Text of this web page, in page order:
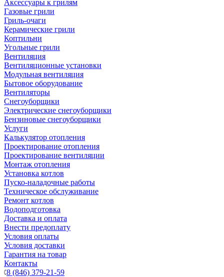
Аксессуары к грилям
Газовые грили
Гриль-очаги
Керамические грили
Коптильни
Угольные грили
Вентиляция
Вентиляционные установки
Модульная вентиляция
Бытовое оборудование
Вентиляторы
Снегоуборщики
Электрические снегоуборщики
Бензиновые снегоуборщики
Услуги
Калькулятор отопления
Проектирование отопления
Проектирование вентиляции
Монтаж отопления
Установка котлов
Пуско-наладочные работы
Техническое обслуживание
Ремонт котлов
Водоподготовка
Доставка и оплата
Внести предоплату
Условия оплаты
Условия доставки
Гарантия на товар
Контакты
8 (846) 379-21-59